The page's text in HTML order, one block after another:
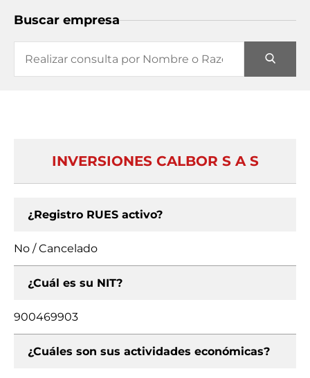
Buscar empresa
INVERSIONES CALBOR S A S
¿Registro RUES activo?
No / Cancelado
¿Cuál es su NIT?
900469903
¿Cuáles son sus actividades económicas?